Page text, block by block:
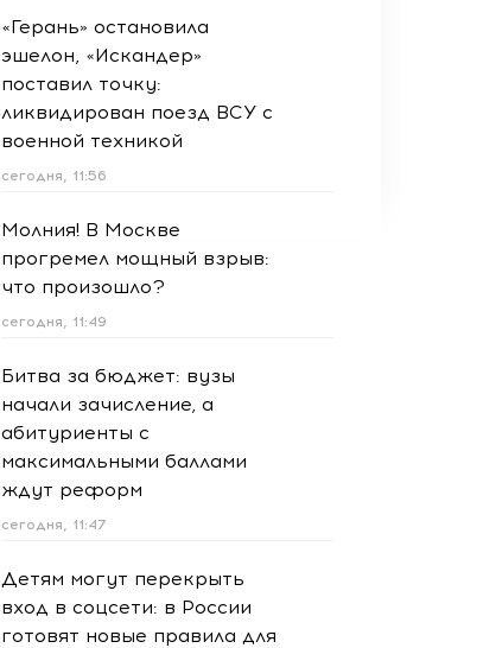
«Герань» остановила
эшелон, «Искандер»
поставил точку:
ликвидирован поезд ВСУ с
военной техникой
сегодня, 11:56
Молния! В Москве
прогремел мощный взрыв:
что произошло?
сегодня, 11:49
Битва за бюджет: вузы
начали зачисление, а
абитуриенты с
максимальными баллами
ждут реформ
сегодня, 11:47
Детям могут перекрыть
вход в соцсети: в России
готовят новые правила для